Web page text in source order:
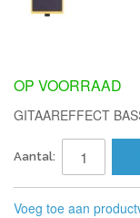
OP VOORRAAD
GITAAREFFECT
Aantal:
Voeg toe aan